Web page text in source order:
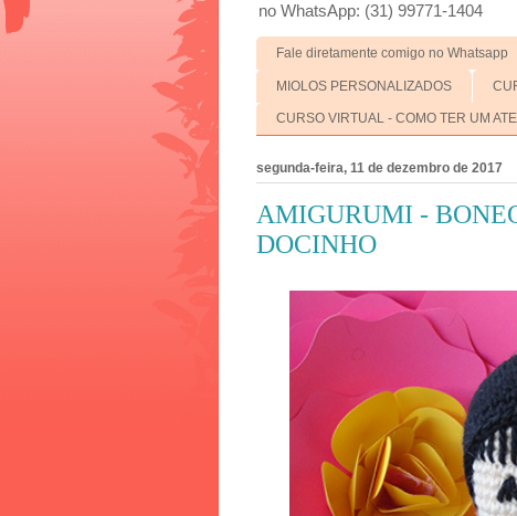
no WhatsApp: (31) 99771-1404
Fale diretamente comigo no Whatsapp
MIOLOS PERSONALIZADOS
CURSO VIRTUAL - COMO TER UM
segunda-feira, 11 de dezembro de 2017
AMIGURUMI -
DOCINHO